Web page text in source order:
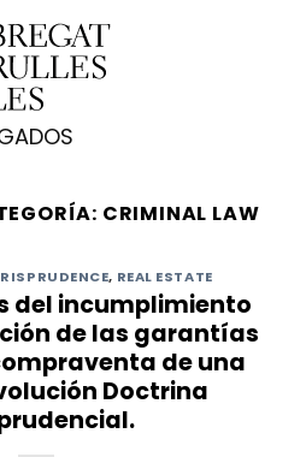
CRIMINAL LAW
, REAL ESTATE
del incumplimiento
de las garantías
de una
Doctrina